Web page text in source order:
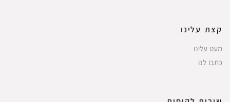
קצת עלינו
מעט עלינו
כתבו לנו